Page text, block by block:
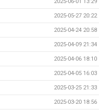
2025-05-27 20:22
2025-04-24 20:58
2025-04-09 21:34
2025-04-06 18:10
2025-04-05 16:03
2025-03-25 21:33
2025-03-20 18:56